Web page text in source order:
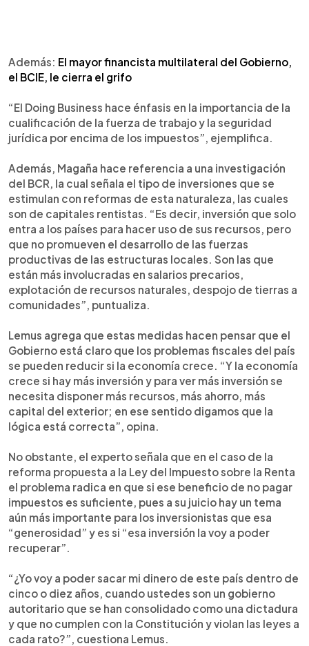
Además: El mayor financista multilateral del Gobierno,
el BCIE, le cierra el grifo
“El Doing Business hace énfasis en la importancia de la
cualificación de la fuerza de trabajo y la seguridad
jurídica por encima de los impuestos”, ejemplifica.
Además, Magaña hace referencia a una investigación
del BCR, la cual señala el tipo de inversiones que se
estimulan con reformas de esta naturaleza, las cuales
son de capitales rentistas. “Es decir, inversión que solo
entra a los países para hacer uso de sus recursos, pero
que no promueven el desarrollo de las fuerzas
productivas de las estructuras locales. Son las que
están más involucradas en salarios precarios,
explotación de recursos naturales, despojo de tierras a
comunidades”, puntualiza.
Lemus agrega que estas medidas hacen pensar que el
Gobierno está claro que los problemas fiscales del país
se pueden reducir si la economía crece. “Y la economía
crece si hay más inversión y para ver más inversión se
necesita disponer más recursos, más ahorro, más
capital del exterior; en ese sentido digamos que la
lógica está correcta”, opina.
No obstante, el experto señala que en el caso de la
reforma propuesta a la Ley del Impuesto sobre la Renta
el problema radica en que si ese beneficio de no pagar
impuestos es suficiente, pues a su juicio hay un tema
aún más importante para los inversionistas que esa
“generosidad” y es si “esa inversión la voy a poder
recuperar”.
“¿Yo voy a poder sacar mi dinero de este país dentro de
cinco o diez años, cuando ustedes son un gobierno
autoritario que se han consolidado como una dictadura
y que no cumplen con la Constitución y violan las leyes a
cada rato?”, cuestiona Lemus.